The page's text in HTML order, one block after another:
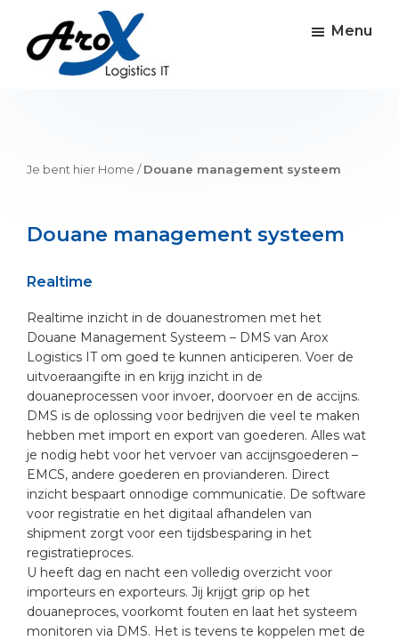
main
primary
footer
Menu
Je bent hier Home /Douane management systeem
Douane management systeem
Realtime
Realtime inzicht in de douanestromen met het
Douane Management Systeem – DMS van Arox
Logistics IT om goed te kunnen anticiperen. Voer de
uitvoeraangifte in en krijg inzicht in de
douaneprocessen voor invoer, doorvoer en de accijns.
DMS is de oplossing voor bedrijven die veel te maken
hebben met import en export van goederen. Alles wat
je nodig hebt voor het vervoer van accijnsgoederen –
EMCS, andere goederen en provianderen. Direct
inzicht bespaart onnodige communicatie. De software
voor registratie en het digitaal afhandelen van
shipment zorgt voor een tijdsbesparing in het
registratieproces.
U heeft dag en nacht een volledig overzicht voor
importeurs en exporteurs. Jij krijgt grip op het
douaneproces, voorkomt fouten en laat het systeem
monitoren via DMS. Het is tevens te koppelen met de